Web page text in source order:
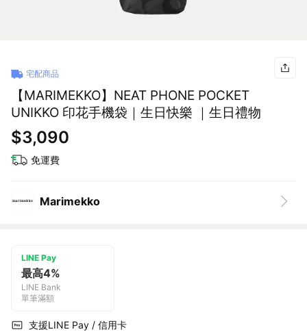
宅配商品
【MARIMEKKO】NEAT PHONE POCKET
UNIKKO 印花手機袋｜生日快樂 ｜生日禮物
$3,090
免運費
Marimekko
LINE Pay
最高4%
LINE Bank
單筆滿額
支援LINE Pay / 信用卡